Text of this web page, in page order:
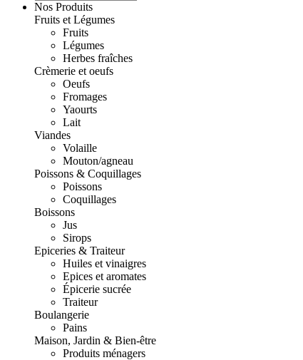
Nos Produits
Fruits et Légumes
Fruits
Légumes
Herbes fraîches
Crèmerie et oeufs
Oeufs
Fromages
Yaourts
Lait
Viandes
Volaille
Mouton/agneau
Poissons & Coquillages
Poissons
Coquillages
Boissons
Jus
Sirops
Epiceries & Traiteur
Huiles et vinaigres
Epices et aromates
Épicerie sucrée
Traiteur
Boulangerie
Pains
Maison, Jardin & Bien-être
Produits ménagers